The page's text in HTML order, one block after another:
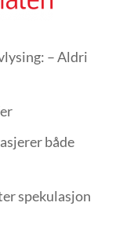
– Aldri
både
spekulasjon